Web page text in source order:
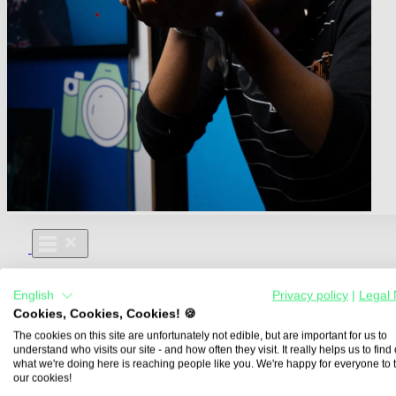
Aus- und Weiterbildungen
Für Lehre & Ausbildung
Media For You
Über Uns
English Privacy policy
Legal
Cookies, Cookies, Cookies! 🍪
The cookies on this site are unfortunately not edible, but are important for us to
understand who visits our site - and how often they visit. It really helps us to find
what we're doing here is reaching people like you. We're happy for everyone to
our cookies!